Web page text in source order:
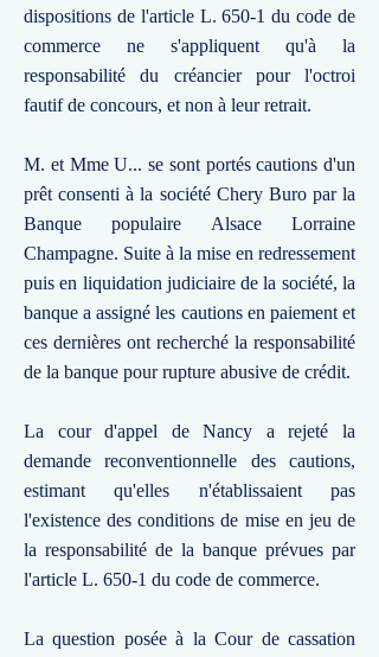
dispositions de l'article L. 650-1 du code de
commerce ne s'appliquent qu'à la
responsabilité du créancier pour l'octroi
fautif de concours, et non à leur retrait.
M. et Mme U... se sont portés cautions d'un
prêt consenti à la société Chery Buro par la
Banque populaire Alsace Lorraine
Champagne. Suite à la mise en redressement
puis en liquidation judiciaire de la société, la
banque a assigné les cautions en paiement et
ces dernières ont recherché la responsabilité
de la banque pour rupture abusive de crédit.
La cour d'appel de Nancy a rejeté la
demande reconventionnelle des cautions,
estimant qu'elles n'établissaient pas
l'existence des conditions de mise en jeu de
la responsabilité de la banque prévues par
l'article L. 650-1 du code de commerce.
La question posée à la Cour de cassation